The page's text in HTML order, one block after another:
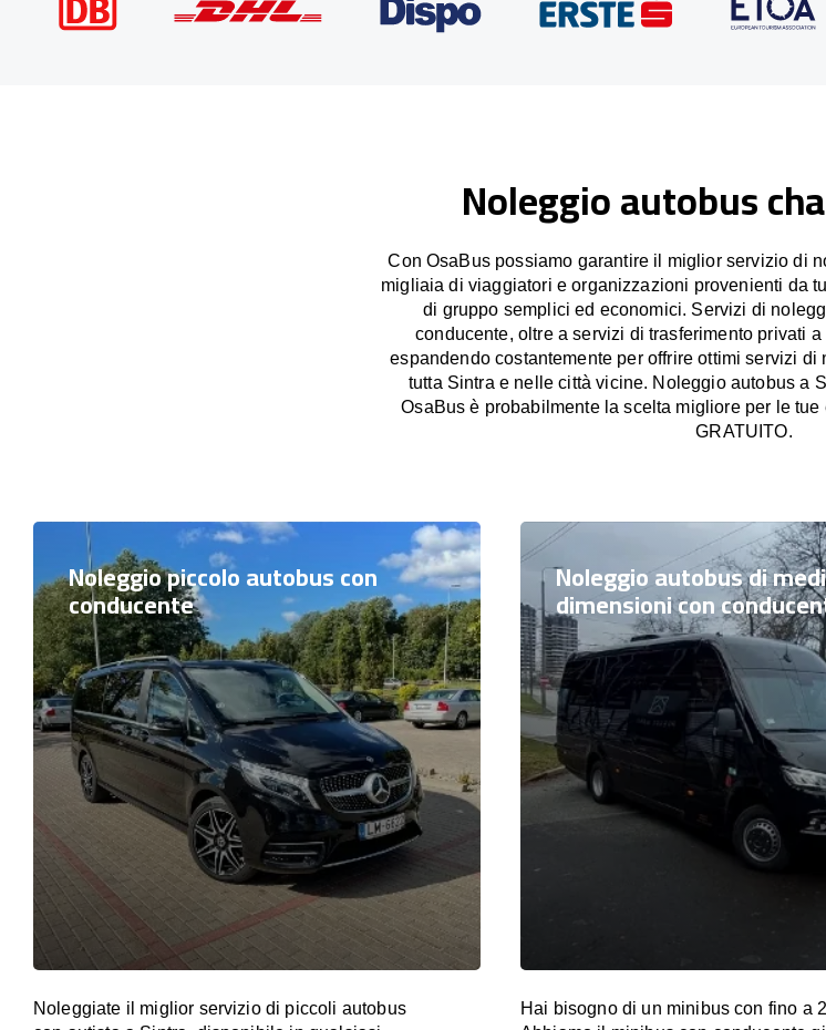
Noleggio autobus
Con OsaBus possiamo garantire il miglior servizio di
migliaia di viaggiatori e organizzazioni provenienti da
di gruppo semplici ed economici. Servizi di
conducente, oltre a servizi di trasferimento privati
espandendo costantemente per offrire ottimi servizi
tutta Sintra e nelle città vicine. Noleggio autobus a
OsaBus è probabilmente la scelta migliore per le
GRATUITO.
Noleggio piccolo autobus con
conducente
Noleggiate il miglior servizio di piccoli autobus
Noleggio autobus di
dimensioni con
Hai bisogno di un minibus con fino a